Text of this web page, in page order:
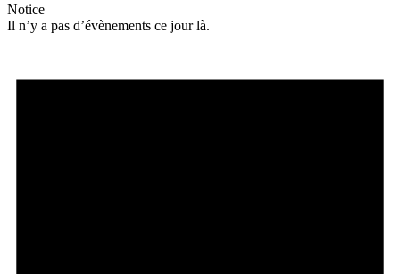
Notice
Il n’y a pas d’évènements ce jour là.